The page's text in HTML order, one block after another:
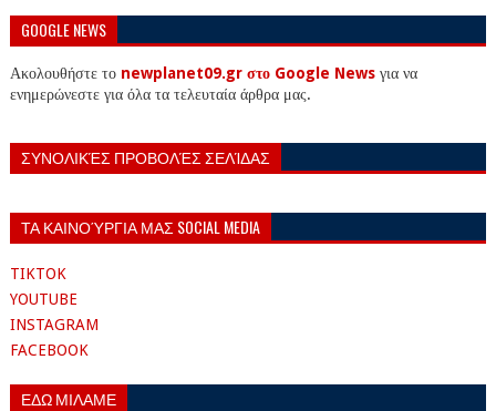
GOOGLE NEWS
Ακολουθήστε το newplanet09.gr στο Google Newsγια να
ενημερώνεστε για όλα τα τελευταία άρθρα μας.
ΣΥΝΟΛΙΚΈΣ ΠΡΟΒΟΛΈΣ ΣΕΛΊΔΑΣ
ΤΑ ΚΑΙΝΟΎΡΓΙΑ ΜΑΣ SOCIAL MEDIA
TIKTOK
YOUTUBE
INSTAGRAM
FACEBOOK
ΕΔΩ ΜΙΛΑΜΕ